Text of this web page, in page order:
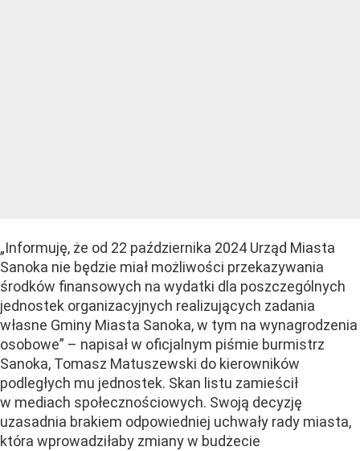
„Informuję, że od 22 października 2024 Urząd Miasta
Sanoka nie będzie miał możliwości przekazywania
środków finansowych na wydatki dla poszczególnych
jednostek organizacyjnych realizujących zadania
własne Gminy Miasta Sanoka, w tym na wynagrodzenia
osobowe” – napisał w oficjalnym piśmie burmistrz
Sanoka, Tomasz Matuszewski do kierowników
podległych mu jednostek. Skan listu zamieścił
w mediach społecznościowych. Swoją decyzję
uzasadnia brakiem odpowiedniej uchwały rady miasta,
która wprowadziłaby zmiany w budżecie